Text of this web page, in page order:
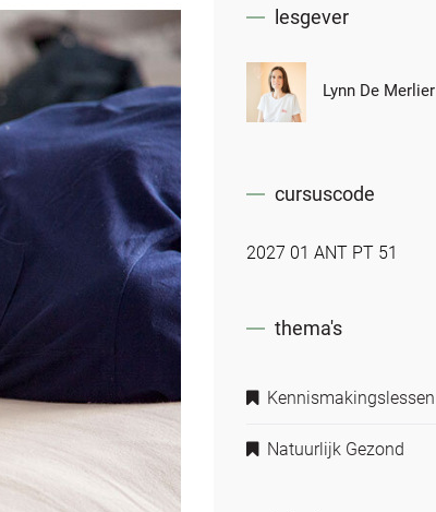
lesgever
Lynn De Merlier
cursuscode
2027 01 ANT PT 51
thema's
Kennismakingslessen
Natuurlijk Gezond